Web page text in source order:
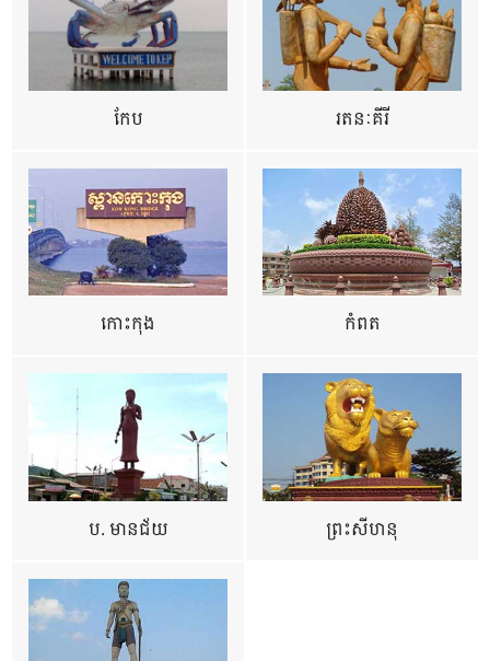
កែប រតនៈគីរី
កោះកុង កំពត
ប. មានជ័យ ព្រះសីហនុ